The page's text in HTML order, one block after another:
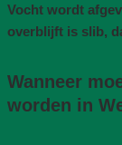
Vocht wordt
overblijft is slib,
Wanneer
worden in